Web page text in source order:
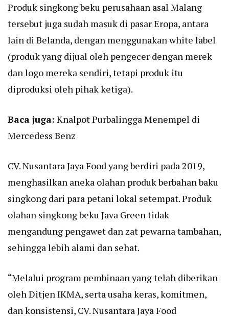
Produk singkong beku perusahaan asal Malang
tersebut juga sudah masuk di pasar Eropa, antara
lain di Belanda, dengan menggunakan white label
(produk yang dijual oleh pengecer dengan merek
dan logo mereka sendiri, tetapi produk itu
diproduksi oleh pihak ketiga).
Baca juga: Knalpot Purbalingga Menempel di
Mercedess Benz
CV. Nusantara Jaya Food yang berdiri pada 2019,
menghasilkan aneka olahan produk berbahan baku
singkong dari para petani lokal setempat. Produk
olahan singkong beku Java Green tidak
mengandung pengawet dan zat pewarna tambahan,
sehingga lebih alami dan sehat.
“Melalui program pembinaan yang telah diberikan
oleh Ditjen IKMA, serta usaha keras, komitmen,
dan konsistensi, CV. Nusantara Jaya Food